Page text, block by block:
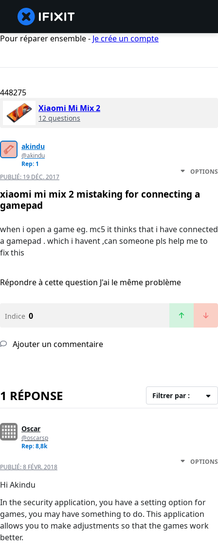
Pour réparer ensemble - Je crée un compte
448275
Xiaomi Mi Mix 2
12 questions
akindu
@akindu
Rep: 1
PUBLIÉ: 19 DÉC. 2017
OPTIONS
xiaomi mi mix 2 mistaking for connecting a
gamepad
when i open a game eg. mc5 it thinks that i have connected
a gamepad . which i havent ,can someone pls help me to
fix this
Répondre à cette question J'ai le même problème
Indice 0
Ajouter un commentaire
1 RÉPONSE Filtrer par :
Oscar
@oscarsp
Rep: 8,8k
PUBLIÉ:8 FÉVR. 2018
OPTIONS
Hi Akindu
In the security application, you have a setting option for
games, you may have something to do. This application
allows you to make adjustments so that the games work
better.